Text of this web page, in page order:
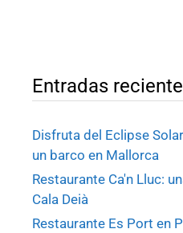
Entradas
Disfruta del Eclipse
un barco en Mallorca
Restaurante Ca'n Lluc:
Cala Deià
Restaurante Es Port en